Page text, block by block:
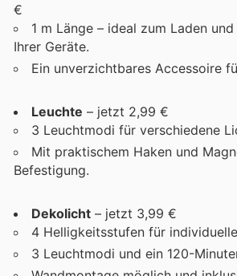
€
1 m Länge – ideal zum Laden
Ihrer Geräte.
Ein unverzichtbares Accessoire
Leuchte – jetzt 2,99 €
3 Leuchtmodi für verschiedene
Mit praktischem Haken und
Befestigung.
Dekolicht – jetzt 3,99 €
4 Helligkeitsstufen für
3 Leuchtmodi und ein 120-